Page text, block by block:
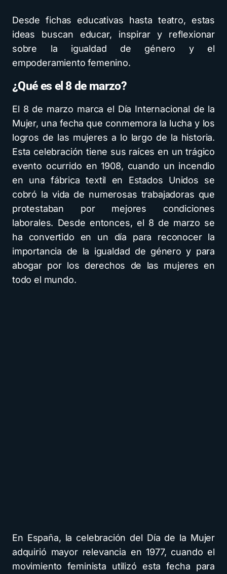
Desde fichas educativas hasta teatro, estas
ideas buscan educar, inspirar y reflexionar
sobre la igualdad de género y el
empoderamiento femenino.
¿Qué es el 8 de marzo?
El 8 de marzo marca el Día Internacional de la
Mujer, una fecha que conmemora la lucha y los
logros de las mujeres a lo largo de la historia.
Esta celebración tiene sus raíces en un trágico
evento ocurrido en 1908, cuando un incendio
en una fábrica textil en Estados Unidos se
cobró la vida de numerosas trabajadoras que
protestaban por mejores condiciones
laborales. Desde entonces, el 8 de marzo se
ha convertido en un día para reconocer la
importancia de la igualdad de género y para
abogar por los derechos de las mujeres en
todo el mundo.
En España, la celebración del Día de la Mujer
adquirió mayor relevancia en 1977, cuando el
movimiento feminista utilizó esta fecha para